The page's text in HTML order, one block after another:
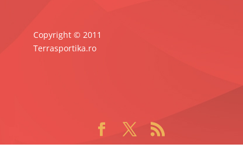
Copyright © 2011
Terrasportika.ro